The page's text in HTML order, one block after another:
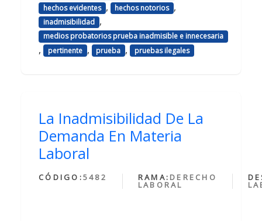
hechos evidentes , hechos notorios ,
inadmisibilidad ,
medios probatorios prueba inadmisible e innecesaria
, pertinente , prueba , pruebas ilegales
La Inadmisibilidad De La
Demanda En Materia
Laboral
CÓDIGO:5482 RAMA: DERECHO
LABORAL